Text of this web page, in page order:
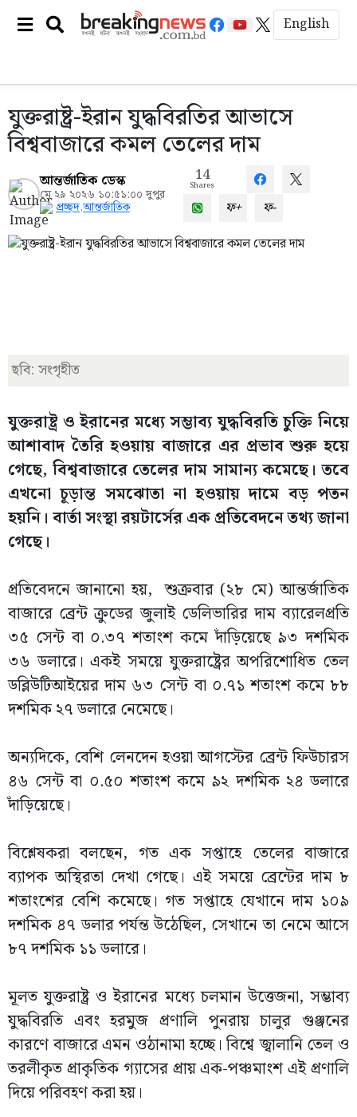
English
যুক্তরাষ্ট্র-ইরান যুদ্ধবিরতির আভাসে
বিশ্ববাজারে কমল তেলের দাম
আন্তর্জাতিক ডেস্ক
মে ২৯ ২০২৬ ১০:৫১:০০ দুপুর
প্রচ্ছদ,আন্তর্জাতিক
14
Shares
ফ+ ফ-
ছবি: সংগৃহীত
যুক্তরাষ্ট্র ও ইরানের মধ্যে সম্ভাব্য যুদ্ধবিরতি চুক্তি নিয়ে
আশাবাদ তৈরি হওয়ায় বাজারে এর প্রভাব শুরু হয়ে
গেছে, বিশ্ববাজারে তেলের দাম সামান্য কমেছে। তবে
এখনো চূড়ান্ত সমঝোতা না হওয়ায় দামে বড় পতন
হয়নি। বার্তা সংস্থা রয়টার্সের এক প্রতিবেদনে তথ্য জানা
গেছে।
প্রতিবেদনে জানানো হয়, শুক্রবার (২৮ মে) আন্তর্জাতিক
বাজারে ব্রেন্ট ক্রুডের জুলাই ডেলিভারির দাম ব্যারেলপ্রতি
৩৫ সেন্ট বা ০.৩৭ শতাংশ কমে দাঁড়িয়েছে ৯৩ দশমিক
৩৬ ডলারে। একই সময়ে যুক্তরাষ্ট্রের অপরিশোধিত তেল
ডব্লিউটিআইয়ের দাম ৬৩ সেন্ট বা ০.৭১ শতাংশ কমে ৮৮
দশমিক ২৭ ডলারে নেমেছে।
অন্যদিকে, বেশি লেনদেন হওয়া আগস্টের ব্রেন্ট ফিউচারস
৪৬ সেন্ট বা ০.৫০ শতাংশ কমে ৯২ দশমিক ২৪ ডলারে
দাঁড়িয়েছে।
বিশ্লেষকরা বলছেন, গত এক সপ্তাহে তেলের বাজারে
ব্যাপক অস্থিরতা দেখা গেছে। এই সময়ে ব্রেন্টের দাম ৮
শতাংশের বেশি কমেছে। গত সপ্তাহে যেখানে দাম ১০৯
দশমিক ৪৭ ডলার পর্যন্ত উঠেছিল, সেখানে তা নেমে আসে
৮৭ দশমিক ১১ ডলারে।
মূলত যুক্তরাষ্ট্র ও ইরানের মধ্যে চলমান উত্তেজনা, সম্ভাব্য
যুদ্ধবিরতি এবং হরমুজ প্রণালি পুনরায় চালুর গুঞ্জনের
কারণে বাজারে এমন ওঠানামা হচ্ছে। বিশ্বে জ্বালানি তেল ও
তরলীকৃত প্রাকৃতিক গ্যাসের প্রায় এক-পঞ্চমাংশ এই প্রণালি
দিয়ে পরিবহণ করা হয়।